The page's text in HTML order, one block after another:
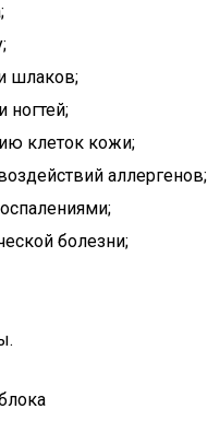
шлаков;
ногтей;
клеток кожи;
аллергенов;
болезни;